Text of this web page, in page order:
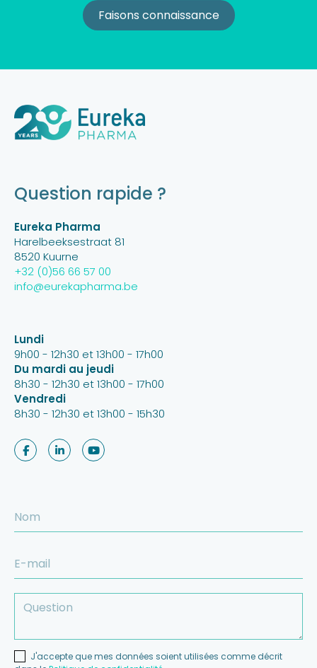
Faisons connaissance
Question rapide ?
Eureka Pharma
Harelbeeksestraat 81
8520 Kuurne
+32 (0)56 66 57 00
info@eurekapharma.be
Lundi
9h00 - 12h30 et 13h00 - 17h00
Du mardi au jeudi
8h30 - 12h30 et 13h00 - 17h00
Vendredi
8h30 - 12h30 et 13h00 - 15h30
J'accepte que mes données soient utilisées comme décrit